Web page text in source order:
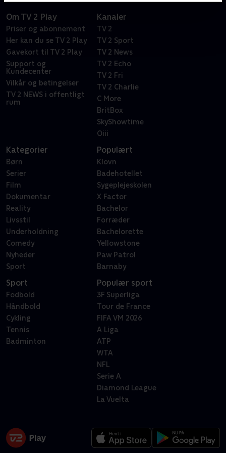
Om TV 2 Play
Priser og abonnement
Her kan du se TV 2 Play
Gavekort til TV 2 Play
Support og
Kundecenter
Vilkår og betingelser
TV 2 NEWS i offentligt
rum
Kanaler
TV 2
TV 2 Sport
TV 2 News
TV 2 Echo
TV 2 Fri
TV 2 Charlie
C More
BritBox
SkyShowtime
Oiii
Kategorier
Børn
Serier
Film
Dokumentar
Reality
Livsstil
Underholdning
Comedy
Nyheder
Sport
Populært
Klovn
Badehotellet
Sygeplejeskolen
X Factor
Bachelor
Forræder
Bachelorette
Yellowstone
Paw Patrol
Barnaby
Sport
Fodbold
Håndbold
Cykling
Tennis
Badminton
Populær sport
3F Superliga
Tour de France
FIFA VM 2026
A Liga
ATP
WTA
NFL
Serie A
Diamond League
La Vuelta